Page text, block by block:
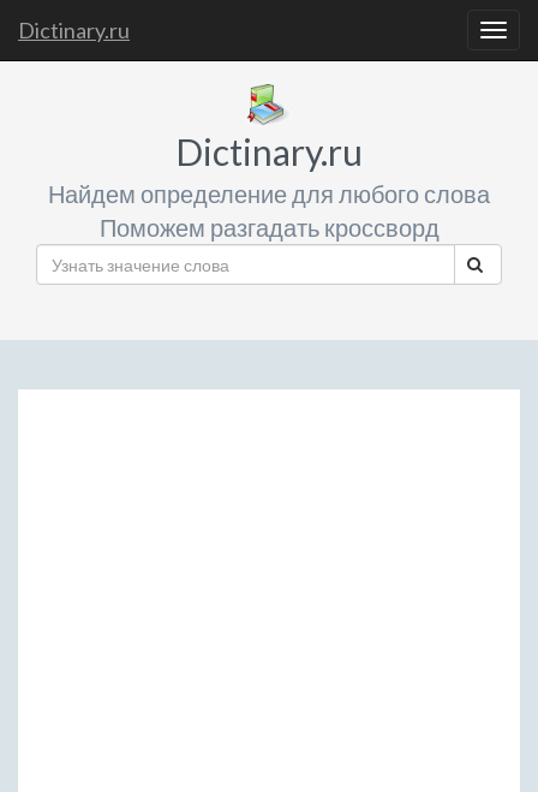
Dictinary.ru
Dictinary.ru
Найдем определение для любого слова
Поможем разгадать кроссворд